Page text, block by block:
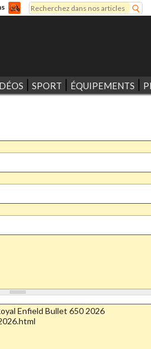
Formulaire de recherche
Rechercher
SPORT ÉQUIPEMENTS